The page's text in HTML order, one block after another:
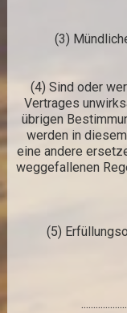
(3)
(4) Sind oder
Vertrages
übrigen
werden in
eine andere
weggefallenen
(5)